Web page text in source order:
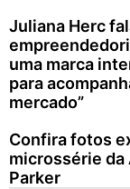
Juliana Herc
uma marca
para
mercado”
Confira fotos
microssérie da
Parker